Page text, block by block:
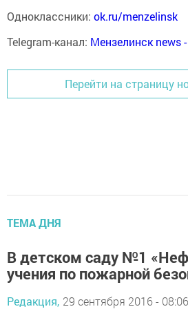
Одноклассники: ok.ru/menzelinsk
Telegram-канал: Мензелинск news
Перейти на страницу
ТЕМА ДНЯ
В детском саду №1
учения по пожарной
Редакция, 29 сентября 2016 - 08:06